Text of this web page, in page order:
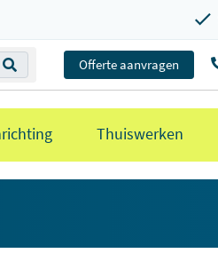
Offerte aanvragen
Thuiswerken